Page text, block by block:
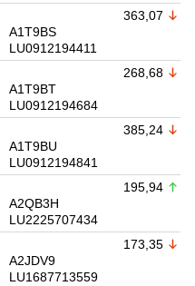
A1T9BS
LU0912194411
363,07
A1T9BT
LU0912194684
268,68
A1T9BU
LU0912194841
385,24
A2QB3H
LU2225707434
195,94
A2JDV9
LU1687713559
173,35